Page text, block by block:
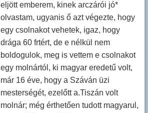
eljött emberem, kinek arczárói jó*
olvastam, ugyanis ő azt végezte, hogy
egy csolnakot vehetek, igaz, hogy
drága 60 frtért, de e nélkül nem
boldogulok, meg is vettem e csolnakot
egy molnártól, ki magyar eredetű volt,
már 16 éve, hogy a Száván üzi
mesterségét, ezelőtt a.Tiszán volt
molnár; még érthetően tudott magyarul,